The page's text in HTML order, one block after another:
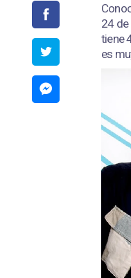
24 de
tiene
es